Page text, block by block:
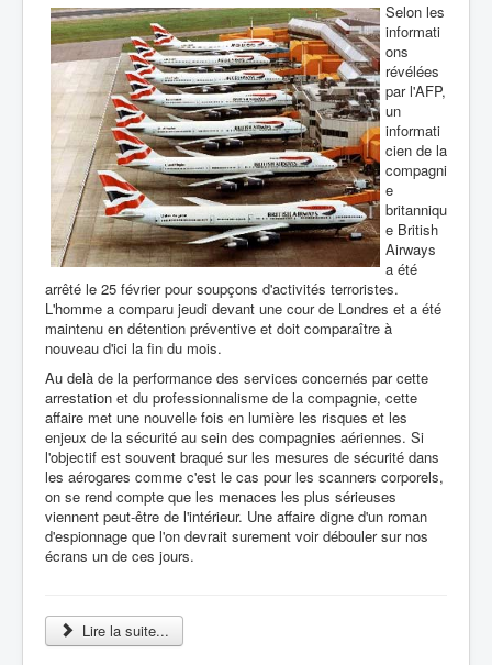
Selon les
informati
ons
révélées
par l'AFP,
un
informati
cien de la
compagni
e
britanniqu
e British
Airways
a été
arrêté le 25 février pour soupçons d'activités terroristes.
L'homme a comparu jeudi devant une cour de Londres et a été
maintenu en détention préventive et doit comparaître à
nouveau d'ici la fin du mois.
Au delà de la performance des services concernés par cette
arrestation et du professionnalisme de la compagnie, cette
affaire met une nouvelle fois en lumière les risques et les
enjeux de la sécurité au sein des compagnies aériennes. Si
l'objectif est souvent braqué sur les mesures de sécurité dans
les aérogares comme c'est le cas pour les scanners corporels,
on se rend compte que les menaces les plus sérieuses
viennent peut-être de l'intérieur. Une affaire digne d'un roman
d'espionnage que l'on devrait surement voir débouler sur nos
écrans un de ces jours.
Lire la suite...